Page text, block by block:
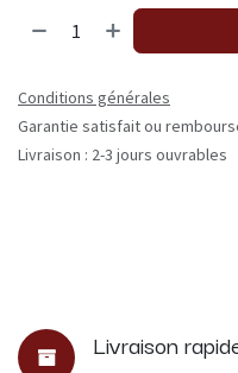
Conditions générales
Garantie satisfait ou
Livraison : 2-3 jours ouvrables
Livraison